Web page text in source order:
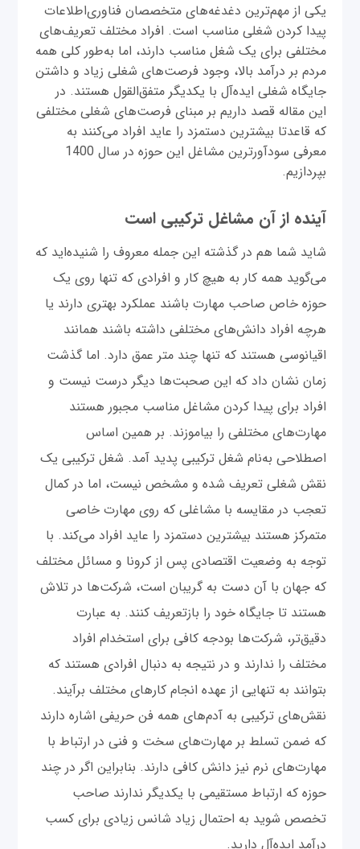
یکی از مهم‌ترین دغدغه‌های متخصصان فناوری‌اطلاعات
پیدا کردن شغلی مناسب است. افراد مختلف تعریف‌های
مختلفی برای یک شغل مناسب دارند، اما به‌طور کلی همه
مردم بر درآمد بالا، وجود فرصت‌های شغلی زیاد و داشتن
جایگاه شغلی ایده‌آل با یکدیگر متفق‌القول هستند. در
این مقاله قصد داریم بر مبنای فرصت‌های شغلی مختلفی
که قاعدتا بیشترین دستمزد را عاید افراد می‌کنند به
معرفی سودآورترین مشاغل این حوزه در سال 1400
بپردازیم.
آینده از آن مشاغل ترکیبی است
‌شاید شما هم در گذشته این جمله معروف را شنیده‌اید که
می‌گوید همه کار به هیچ کار و افرادی که تنها روی یک
حوزه خاص صاحب مهارت باشند عملکرد بهتری دارند یا
هرچه افراد دانش‌های مختلفی داشته باشند همانند
اقیانوسی هستند که تنها چند متر عمق دارد. اما گذشت
زمان نشان داد که این صحبت‌ها دیگر درست نیست و
افراد برای پیدا کردن مشاغل مناسب مجبور هستند
مهارت‌های مختلفی را بیاموزند. بر همین اساس
اصطلاحی به‌نام شغل ترکیبی پدید آمد. شغل ترکیبی یک
نقش شغلی تعریف شده و مشخص نیست، اما در کمال
تعجب در مقایسه با مشاغلی که روی مهارت خاصی
متمرکز هستند بیشترین دستمزد را عاید افراد می‌کند. با
توجه به وضعیت اقتصادی پس از کرونا و مسائل مختلف
که جهان با آن دست به گریبان است، شرکت‌ها در تلاش
هستند تا جایگاه خود را بازتعریف کنند. به عبارت
دقیق‌تر، شرکت‌ها بودجه کافی برای استخدام افراد
مختلف را ندارند و در نتیجه به دنبال افرادی هستند که
بتوانند به تنهایی از عهده انجام کارهای مختلف برآیند.
نقش‌های ترکیبی به آدم‌های همه فن حریفی اشاره دارند
که ضمن تسلط بر مهارت‌های سخت و فنی در ارتباط با
مهارت‌های نرم نیز دانش کافی دارند. بنابراین اگر در چند
حوزه که ارتباط مستقیمی با یکدیگر ندارند صاحب
تخصص شوید به احتمال زیاد شانس زیادی برای کسب
درآمد ایده‌آل دارید.